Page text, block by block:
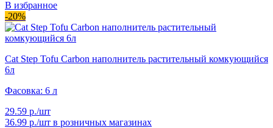
В избранное
-20%
Cat Step Tofu Carbon наполнитель растительный комкующийся
6л
Фасовка: 6 л
29.59 р./шт
36.99 р./шт в розничных магазинах